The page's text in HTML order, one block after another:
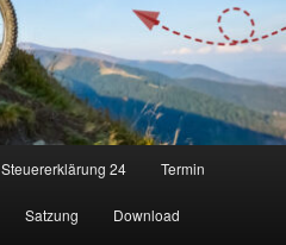
Steuererklärung 24 Termin
Satzung Download